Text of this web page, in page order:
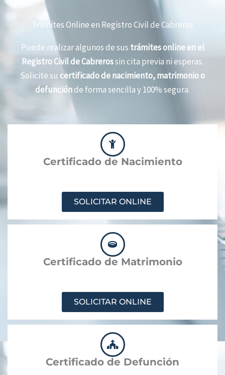
Trámites Online en Registro Civil de Cabreros
Puede realizar algunos de sus trámites online en el
Registro Civil de Cabrerossin cita previa ni esperas.
Solicite su certificado de nacimiento, matrimonio o
defunciónde forma sencilla y 100% segura.
Certificado de Nacimiento
SOLICITAR ONLINE
Certificado de Matrimonio
SOLICITAR ONLINE
Certificado de Defunción